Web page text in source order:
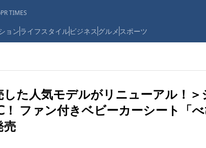
TIMES
ョンライフスタイルビジネス グルメ スポーツ
した人気モデルがリニューアル！
ファン付きベビーカーシート「
売